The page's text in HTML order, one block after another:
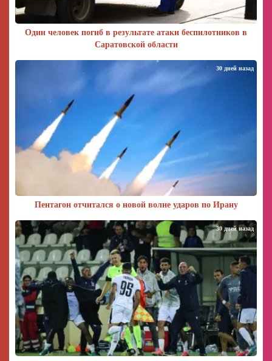
Один человек погиб в результате атаки беспилотников в
Саратовской области
Пентагон отчитался о новой волне ударов по Ирану
30 дней назад
30 дней назад